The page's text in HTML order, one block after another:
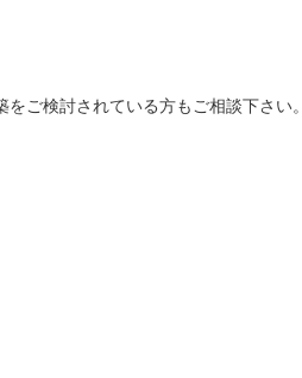
ご検討されている方もご相談下さい。